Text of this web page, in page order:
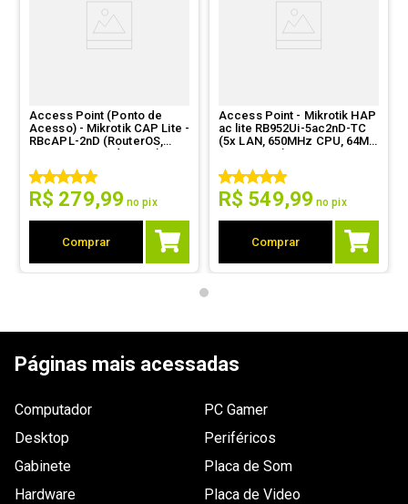
Enviado há 10 anos
Muito bom facil de configurar e
excelente desempenho.
Por: Cristian A. De: Passa Tempo - MG
1 - 1
Access Point (Ponto de
Acesso) - Mikrotik CAP Lite -
RBcAPL-2nD (RouterOS,
650MHz, 64MB de RAM)
R$ 279,99 no pix
Comprar
Access Point - Mikrotik HAP
ac lite RB952Ui-5ac2nD-TC
(5x LAN, 650MHz CPU, 64MB
RAM, 1 USB)
R$ 549,99 no pix
Comprar
Páginas mais acessadas
Computador
Desktop
Gabinete
Hardware
PC Gamer
Periféricos
Placa de Som
Placa de Video